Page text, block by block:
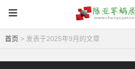
首页 > 发表于2025年9月的文章